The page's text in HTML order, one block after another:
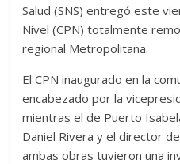
Salud (SNS) entregó este
Nivel (CPN) totalmente
regional Metropolitana.
El CPN inaugurado en la
encabezado por la
mientras el de Puerto
Daniel Rivera y el director
ambas obras tuvieron una